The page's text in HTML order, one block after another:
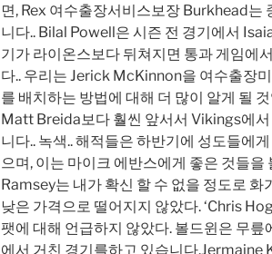
면, Rex 여수출장서비스보장 Burkhead는
니다.. Bilal Powell은 시즌 전 경기에서
기가 라이온스보다 뒤쳐지면 통과 게임에
다.. 우리는 Jerick McKinnon을 여수출장
를 배치하는 방법에 대해 더 많이 알게 될
Matt Breida보다 훨씬 앞서서 Vikings에
니다.. 녹색.. 해적들은 하반기에 성도들에
으며, 이는 마이크 에반스에게 좋은 것들을
Ramsey는 내가 확신 할 수 없을 정도로 화
낮은 가격으로 떨어지지 않았다. ‘Chris
팻에 대해 언급하지 않았다. 볼드윈은 무릎
에서 거친 경기를하고 있습니다.Jermaine